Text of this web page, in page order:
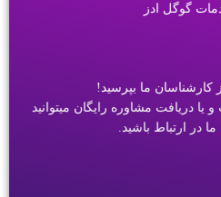
گوگل ادز
کارشناسان ما بپرسید!
دریافت مشاوره رایگان میتوانید
در ارتباط باشید.